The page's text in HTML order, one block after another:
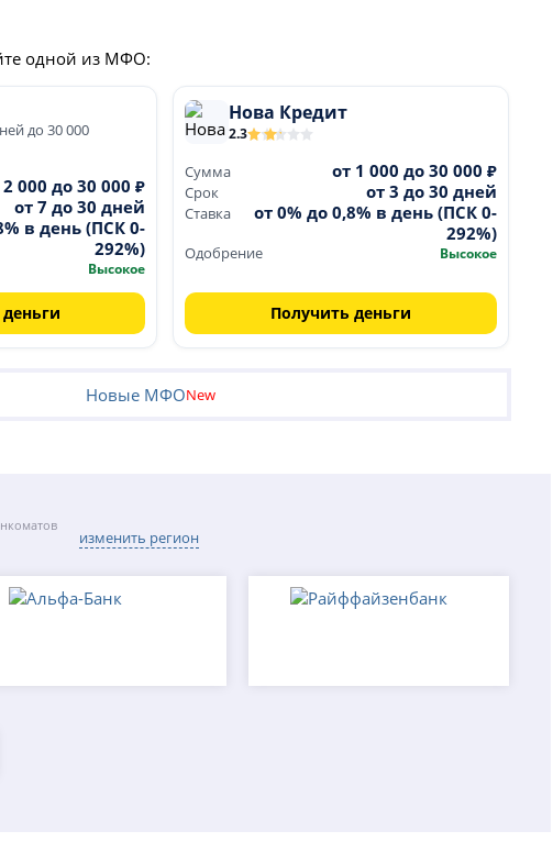
одной из МФО:
до 30 000
2 000 до 30 000 ₽
от 7 до 30 дней
в день (ПСК 0-
292%)
Высокое
Нова Кредит
2.3
Сумма от 1 000 до 30 000 ₽
Срок от 3 до 30 дней
Ставка
от 0% до 0,8% в день (ПСК 0-
292%)
Одобрение Высокое
Получить деньги
Новые МФОNew
изменить регион